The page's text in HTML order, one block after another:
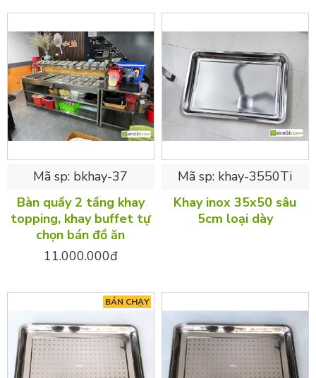
Mã sp: bkhay-37
Bàn quầy 2 tầng khay
topping, khay buffet tự
chọn bán đồ ăn
11.000.000đ
Mã sp: khay-3550Ti
Khay inox 35x50 sâu
5cm loại dày
BÁN CHẠY